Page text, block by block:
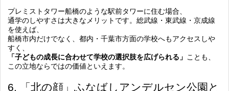
プレミストタワー船橋のような駅前タワーに住む場合、
通学のしやすさは大きなメリットです。総武線・東武線・京成線
を使えば、
船橋市内だけでなく、都内・千葉市方面の学校へもアクセスしや
すく、
「子どもの成長に合わせて学校の選択肢を広げられる」 ことも、
この立地ならではの価値といえます。
6. 「北の顔」ふなばしアンデルセン公園と